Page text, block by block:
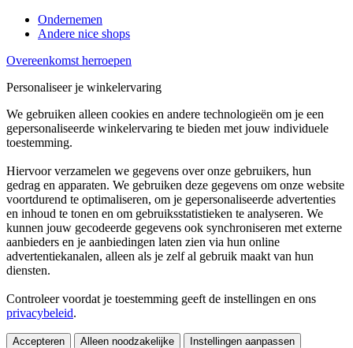
Ondernemen
Andere nice shops
Overeenkomst herroepen
Personaliseer je winkelervaring
We gebruiken alleen cookies en andere technologieën om je een
gepersonaliseerde winkelervaring te bieden met jouw individuele
toestemming.
Hiervoor verzamelen we gegevens over onze gebruikers, hun
gedrag en apparaten. We gebruiken deze gegevens om onze website
voortdurend te optimaliseren, om je gepersonaliseerde advertenties
en inhoud te tonen en om gebruiksstatistieken te analyseren. We
kunnen jouw gecodeerde gegevens ook synchroniseren met externe
aanbieders en je aanbiedingen laten zien via hun online
advertentiekanalen, alleen als je zelf al gebruik maakt van hun
diensten.
Controleer voordat je toestemming geeft de instellingen en ons
privacybeleid.
Accepteren Alleen noodzakelijke Instellingen aanpassen